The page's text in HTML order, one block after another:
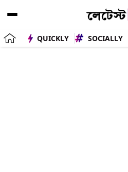
QUICKLY SOCIALLY